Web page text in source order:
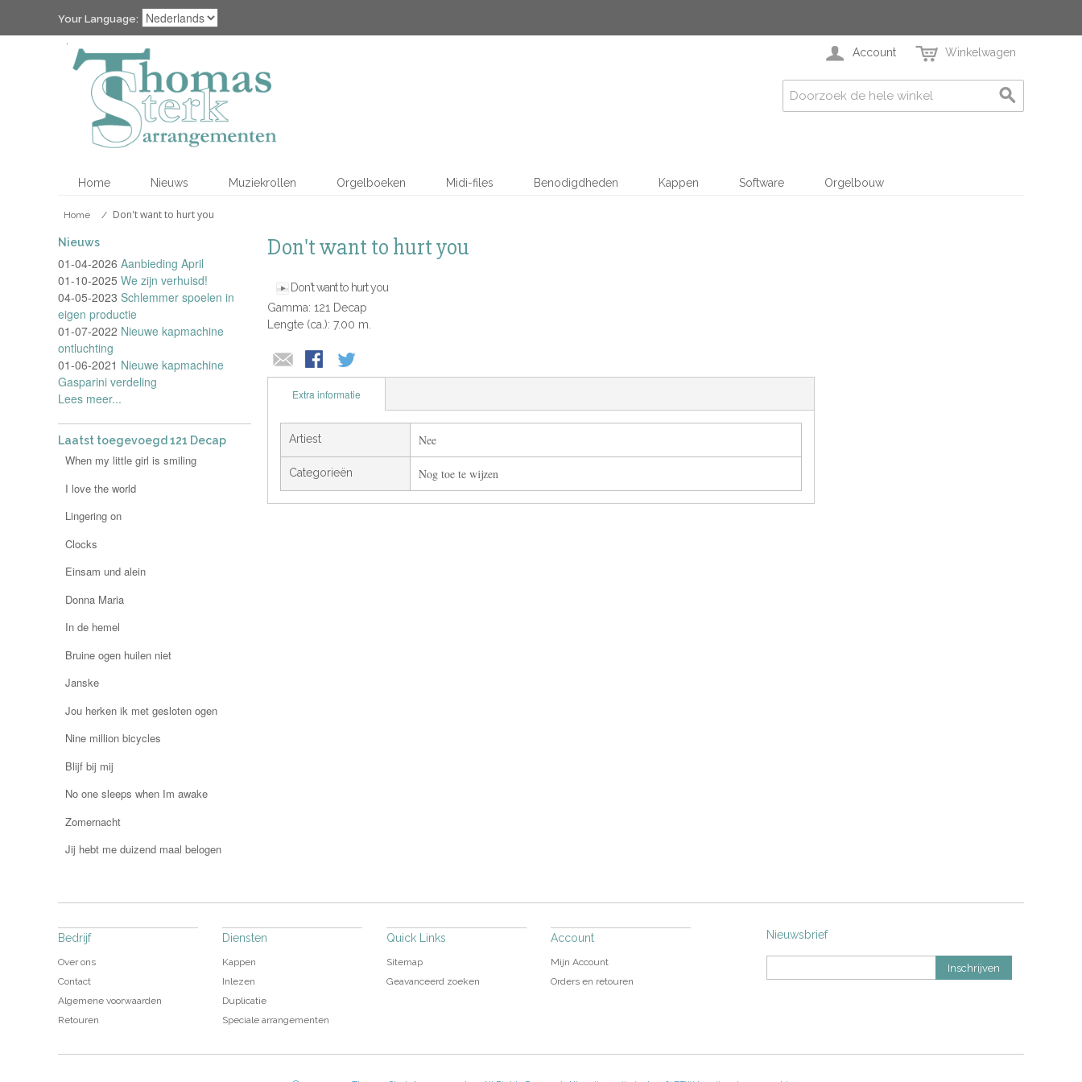
Your Language:
Account Winkelwagen
Home Nieuws Muziekrollen Orgelboeken Midi-files Benodigdheden Kappen Software Orgelbouw
Home / Don't want to hurt you
Don't want to hurt you
Don't want to hurt you
Gamma: 121 Decap
Lengte (ca.): 7.00 m.
Extra informatie
Artiest Nee
Categorieën Nog toe te wijzen
Nieuws
01-04-2026 Aanbieding April
01-10-2025 We zijn verhuisd!
04-05-2023 Schlemmer spoelen in
eigen productie
01-07-2022 Nieuwe kapmachine
ontluchting
01-06-2021 Nieuwe kapmachine
Gasparini verdeling
Lees meer...
Laatst toegevoegd 121 Decap
When my little girl is smiling
I love the world
Lingering on
Clocks
Einsam und alein
Donna Maria
In de hemel
Bruine ogen huilen niet
Janske
Jou herken ik met gesloten ogen
Nine million bicycles
Blijf bij mij
No one sleeps when Im awake
Zomernacht
Jij hebt me duizend maal belogen
Nieuwsbrief
Inschrijven
Bedrijf
Over ons
Contact
Algemene voorwaarden
Retouren
Diensten
Kappen
Inlezen
Duplicatie
Speciale arrangementen
Quick Links
Sitemap
Geavanceerd zoeken
Account
Mijn Account
Orders en retouren